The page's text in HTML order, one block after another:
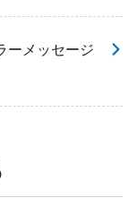
ーメッセージ